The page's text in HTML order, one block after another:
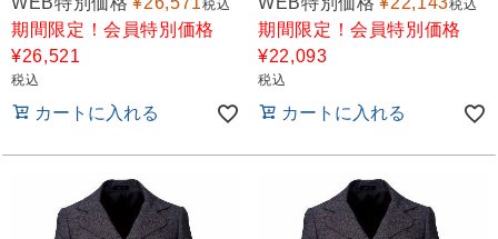
税込
期間限定！会員特別価格
¥26,521
税込
カートに入れる
税込
期間限定！会員特別価格
¥22,093
税込
カートに入れる